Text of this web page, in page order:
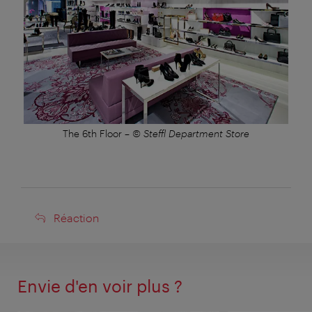
The 6th Floor– © Steffl Department Store
Réaction
Réaction
Envie d'en voir plus ?